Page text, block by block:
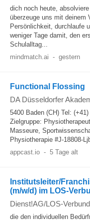
dich noch heute,
überzeuge uns mit deinem
Persönlichkeit, durchlaufe
weniger Tage damit, den
Schulalltag...
mindmatch.ai - gestern
Functional Flossing
DA Düsseldorfer
5400 Baden (CH) Tel:
Zielgruppe:
Masseure,
Physiotherapie #J-18808-
appcast.io - 5 Tage alt
Institutsleiter/
(m/w/d) im LOS-
Dienst!AG/LOS-Verbund
die den individuellen